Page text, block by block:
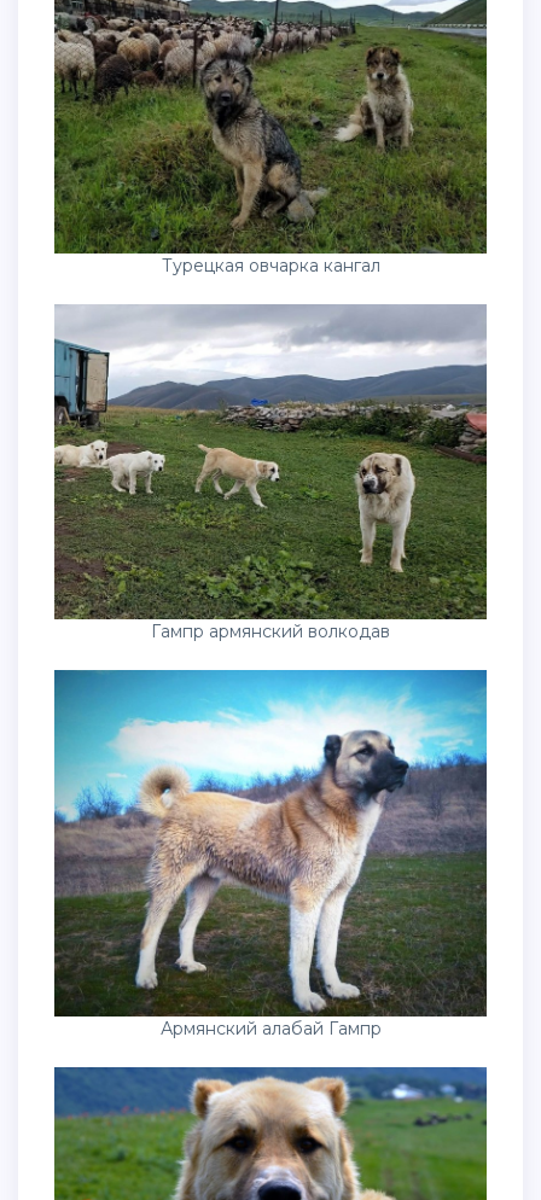
Турецкая овчарка кангал
Гампр армянский волкодав
Армянский алабай Гампр